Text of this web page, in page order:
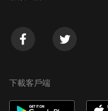
下載客戶端